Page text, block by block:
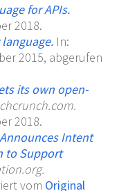
for APIs.
2018.
In:
2015, abgerufen
its own open-
2018.
Intent
to Support
vom Original